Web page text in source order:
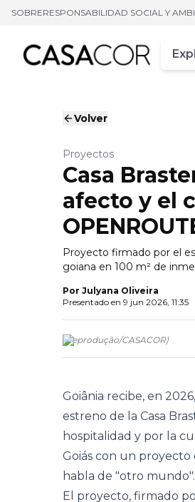
SOBRERESPONSABILIDAD SOCIAL Y
Volver
Proyectos
Casa
afecto y el
Proyecto firmado por el
goiana en 100 m² de
Por Julyana Oliveira
Presentado en 9 jun 2026, 11:35
(Reprodução/CASACOR)
Goiânia recibe, en
estreno de la Casa
hospitalidad y por la
Goiás con un
habla de "otro mundo".
El proyecto, firmado